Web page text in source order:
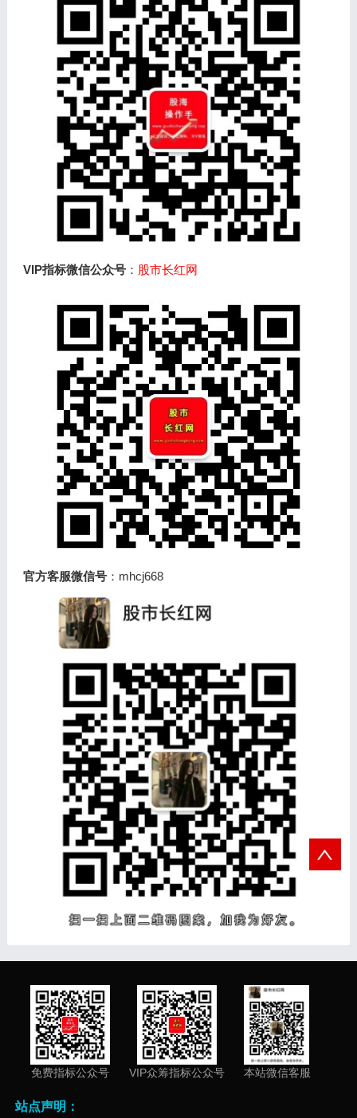
VIP指标微信公众号： 股市长红网
官方客服微信号：mhcj668
免费指标公众号 VIP众筹指标公众号 本站微信客服
站点声明：